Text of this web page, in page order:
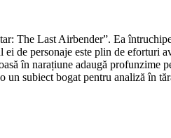
The Last Airbender”. Ea
de personaje este plin de
în narațiune adaugă
subiect bogat pentru analiză în